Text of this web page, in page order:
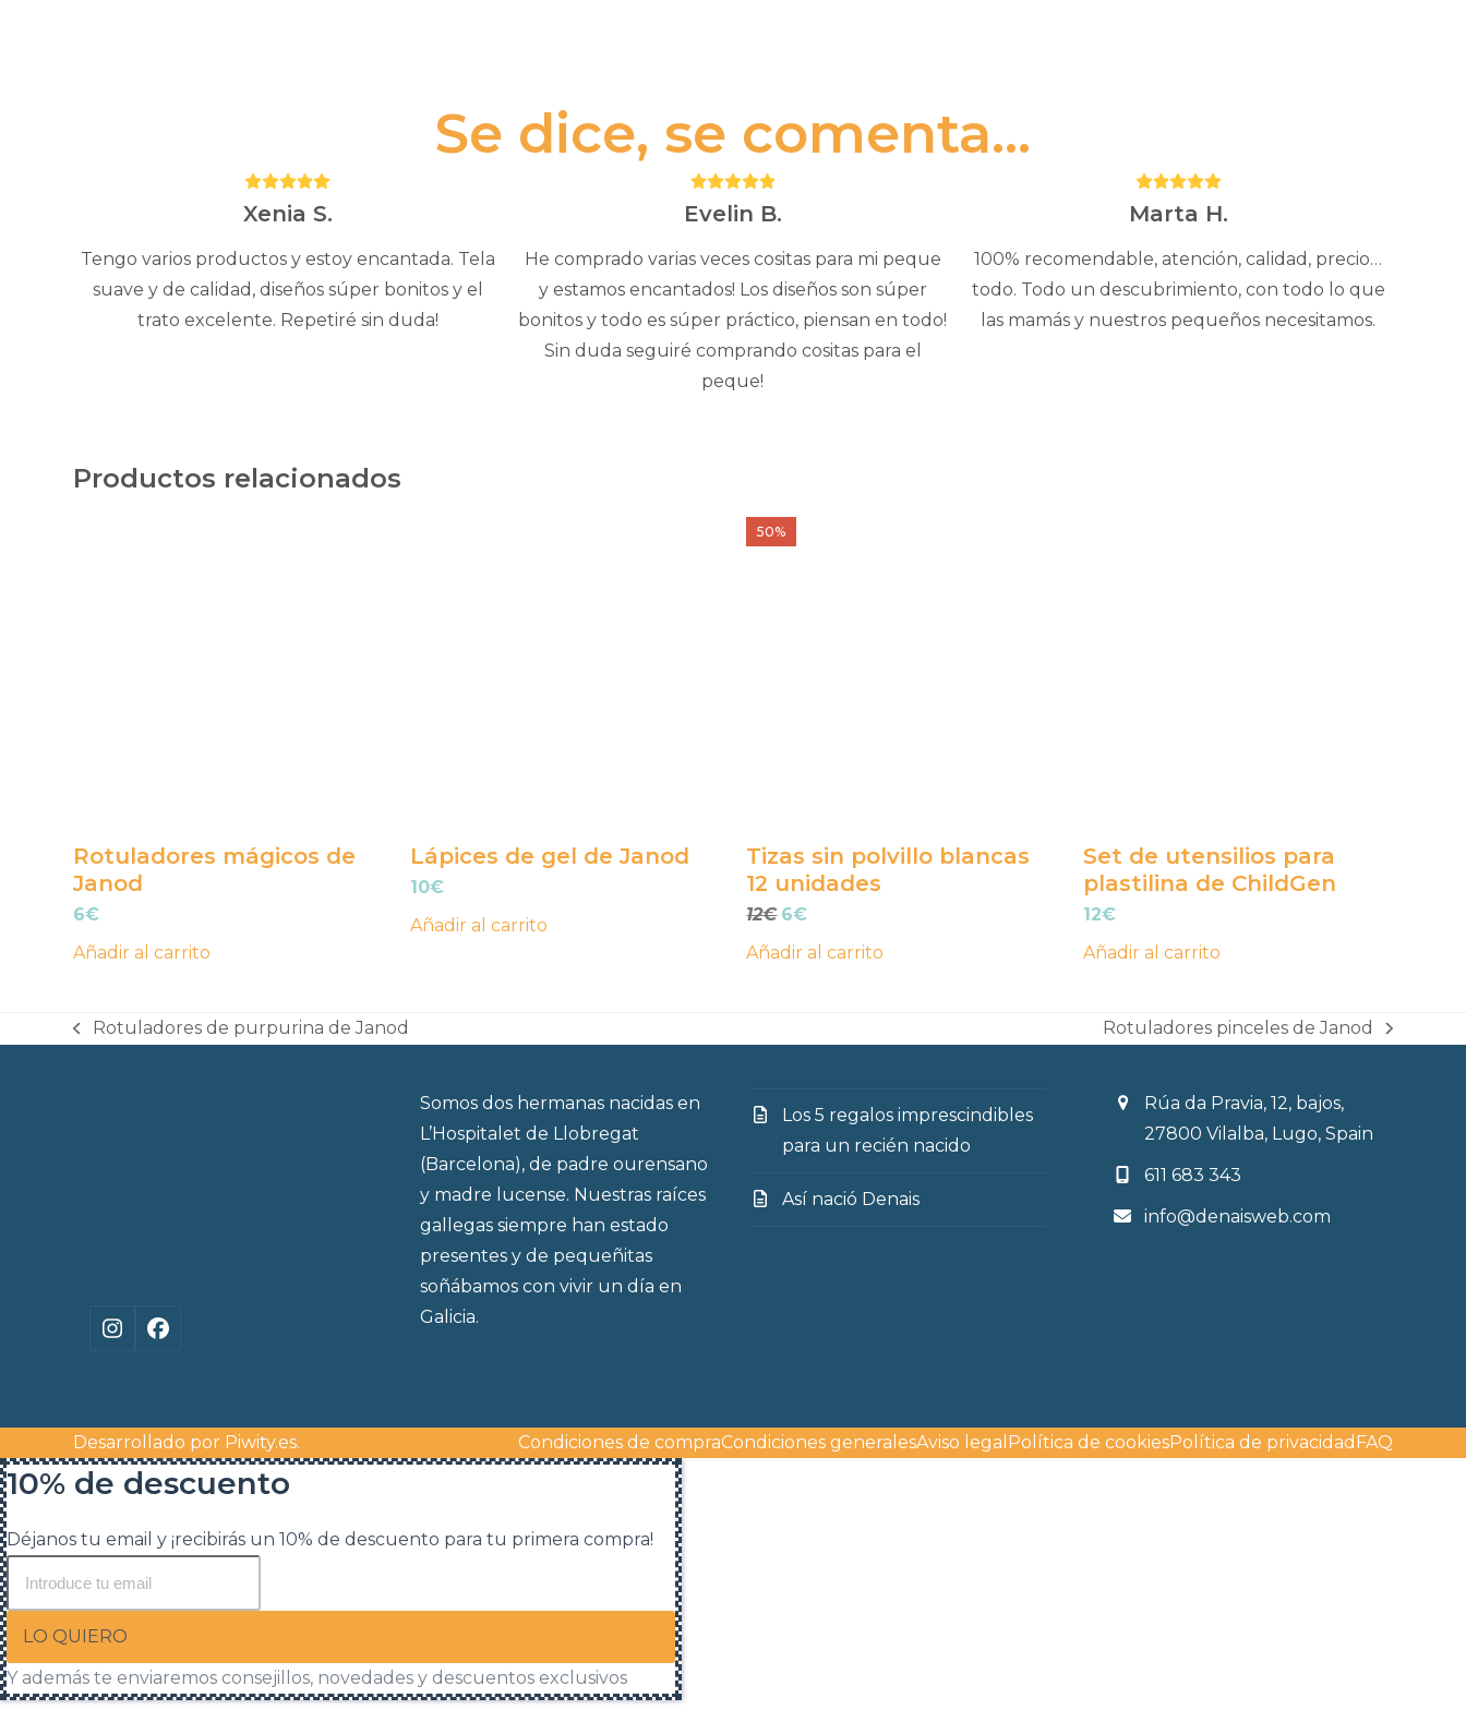
Se dice, se comenta...
Puntuación:
5
Xenia S.
Tengo varios productos y estoy encantada. Tela
suave y de calidad, diseños súper bonitos y el
trato excelente. Repetiré sin duda!
Puntuación:
5
Evelin B.
He comprado varias veces cositas para mi peque
y estamos encantados! Los diseños son súper
bonitos y todo es súper práctico, piensan en todo!
Sin duda seguiré comprando cositas para el
peque!
Puntuación:
5
Marta H.
100% recomendable, atención, calidad, precio…
todo. Todo un descubrimiento, con todo lo que
las mamás y nuestros pequeños necesitamos.
Productos relacionados
Rotuladores mágicos de
Janod
6€
Añadir al carrito
Lápices de gel de Janod
10€
Añadir al carrito
50%
Tizas sin polvillo blancas
12 unidades
12€ El
original
6€
actual
Añadir al carrito
Set de utensilios para
plastilina de ChildGen
12€
Añadir al carrito
previous
Rotuladores de purpurina de Janod
next
Rotuladores pinceles de Janod
Instagram
Facebook
Somos dos hermanas nacidas en
L’Hospitalet de Llobregat
(Barcelona), de padre ourensano
y madre lucense. Nuestras raíces
gallegas siempre han estado
presentes y de pequeñitas
soñábamos con vivir un día en
Galicia.
Los 5 regalos imprescindibles
para un recién nacido
Así nació Denais
Rúa da Pravia, 12, bajos,
27800 Vilalba, Lugo, Spain
611 683 343
info@denaisweb.com
Desarrollado por Piwity.es. Condiciones de compraCondiciones generalesAviso legal Política de cookiesPolítica de privacidad FAQ
10% de descuento
Déjanos tu email y ¡recibirás un 10% de descuento para tu primera compra!
LO QUIERO
Y además te enviaremos consejillos, novedades y descuentos exclusivos